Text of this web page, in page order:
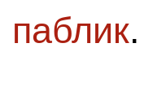
паблик.